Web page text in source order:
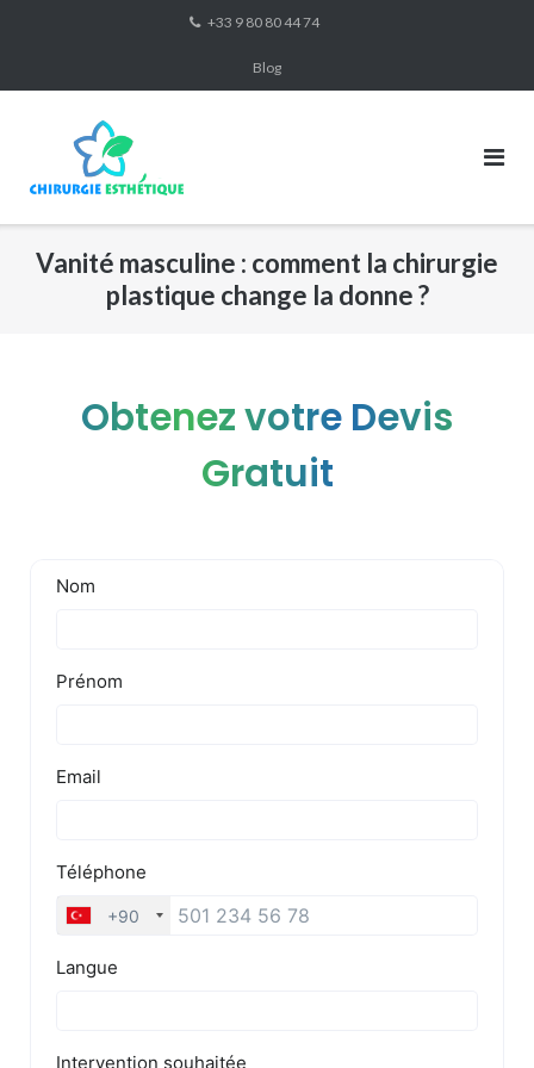
+33 9 80 80 44 74
Blog
Vanité masculine : comment la chirurgie
plastique change la donne ?
Obtenez votre Devis
Gratuit